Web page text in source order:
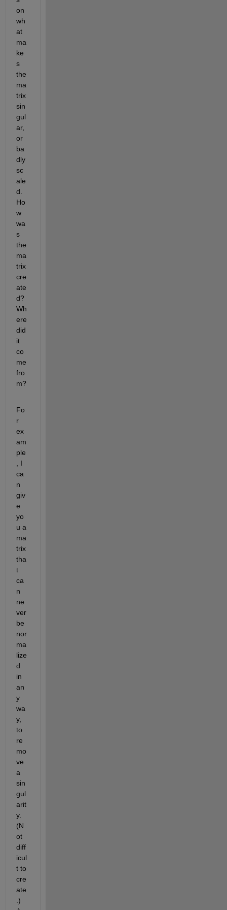
on
wh
at
ma
ke
s
the
ma
trix
sin
gul
ar,
or
ba
dly
sc
ale
d.
Ho
w
wa
s
the
ma
trix
cre
ate
d?
Wh
ere
did
it
co
me
fro
m?
Fo
r
ex
am
ple
, I
ca
n
giv
e
yo
u a
ma
trix
tha
t
ca
n
ne
ver
be
nor
ma
lize
d
in
an
y
wa
y,
to
re
mo
ve
a
sin
gul
arit
y.
(N
ot
diff
icul
t to
cre
ate
.)